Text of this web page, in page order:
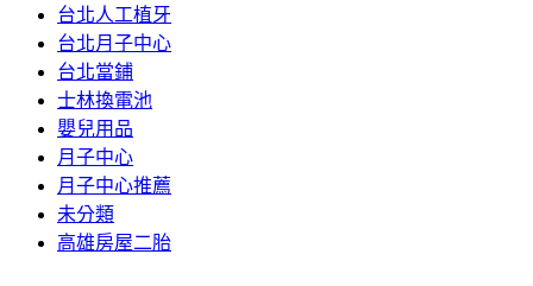
台北人工植牙
台北月子中心
台北當鋪
士林換電池
嬰兒用品
月子中心
月子中心推薦
未分類
高雄房屋二胎